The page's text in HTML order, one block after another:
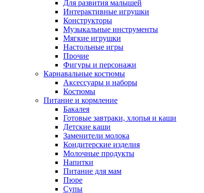
Для развития малышей
Интерактивные игрушки
Конструкторы
Музыкальные инструменты
Мягкие игрушки
Настольные игры
Прочие
Фигуры и персонажи
Карнавальные костюмы
Аксессуары и наборы
Костюмы
Питание и кормление
Бакалея
Готовые завтраки, хлопья и каши
Детские каши
Заменители молока
Кондитерские изделия
Молочные продукты
Напитки
Питание для мам
Пюре
Супы